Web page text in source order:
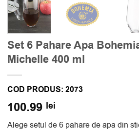
Set 6 Pahare Apa
Michelle 400 ml
COD PRODUS: 2073
100.99 lei
Alege setul de 6 pahare de apa din